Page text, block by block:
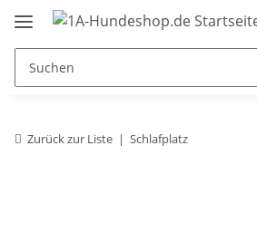
Zurück zur Liste Schlafplatz